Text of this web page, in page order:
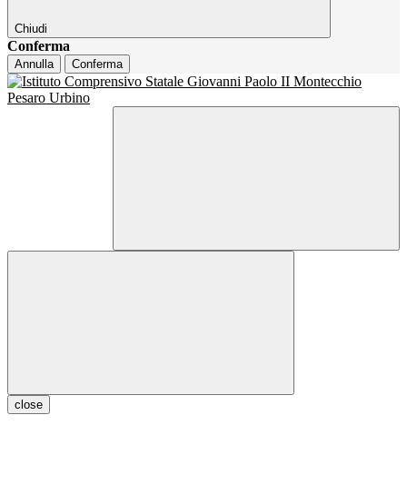
Chiudi
Conferma
Annulla Conferma
close